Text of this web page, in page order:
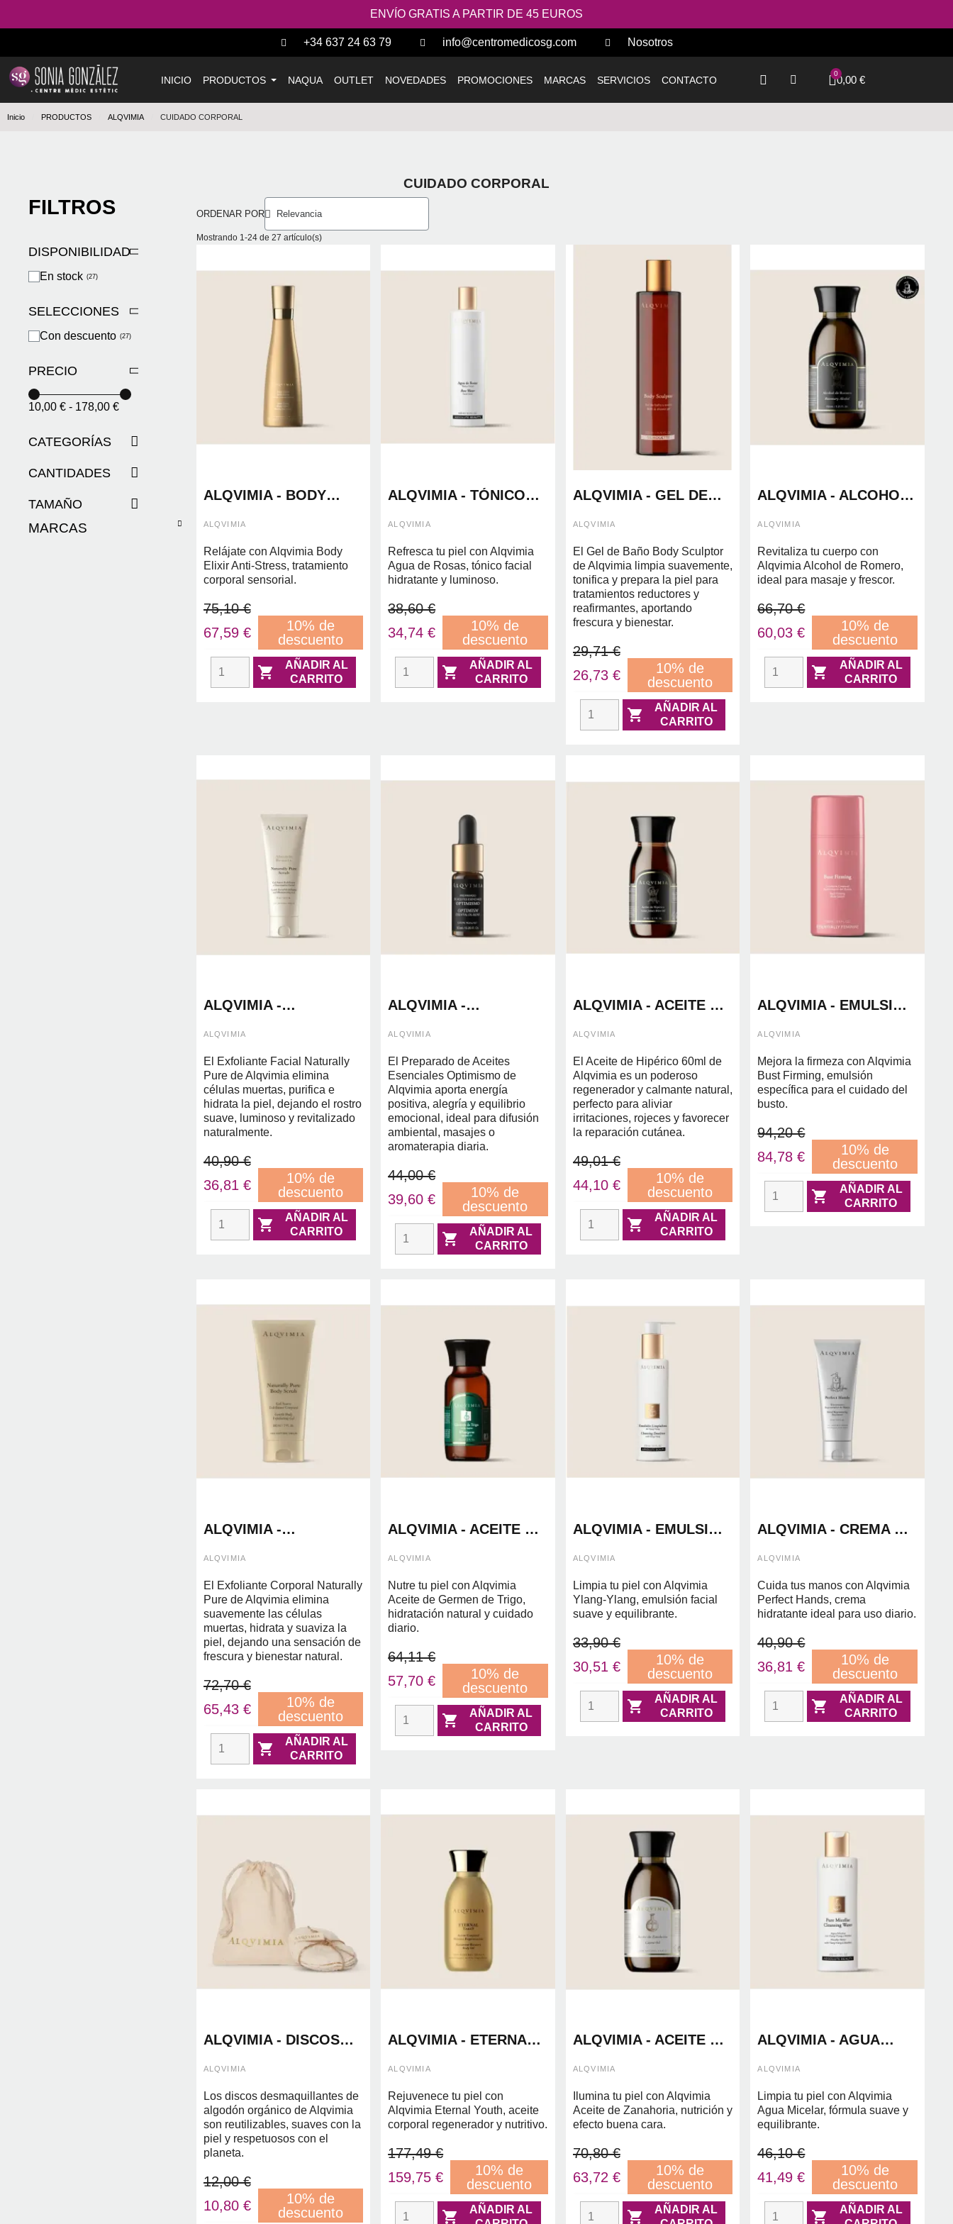
ENVÍO GRATIS A PARTIR DE 45 EUROS
+34 637 24 63 79 info@centromedicosg.com Nosotros
INICIO PRODUCTOS NAQUA OUTLET NOVEDADES PROMOCIONES MARCAS SERVICIOS CONTACTO 0,00 €
Inicio PRODUCTOS ALQVIMIA CUIDADO CORPORAL
CUIDADO CORPORAL
FILTROS
DISPONIBILIDAD
En stock
SELECCIONES
Con descuento
PRECIO
10,00 € - 178,00 €
CATEGORÍAS
CANTIDADES
TAMAÑO
MARCAS
ORDENAR POR
Mostrando 1-24 de 27 artículo(s)
ALQVIMIA - BODY
ALQVIMIA
Relájate con Alqvimia Body
Elixir Anti-Stress, tratamiento
corporal sensorial.
75,10 €
67,59 €
10% de
descuento

AÑADIR AL
CARRITO
ALQVIMIA - TÓNICO
ROSAS 100ML
ALQVIMIA
Refresca tu piel con Alqvimia
Agua de Rosas, tónico facial
hidratante y luminoso.
38,60 €
34,74 €
10% de
descuento

AÑADIR AL
CARRITO
ALQVIMIA - GEL DE
SCULPTOR
ALQVIMIA
El Gel de Baño Body Sculptor
de Alqvimia limpia suavemente,
tonifica y prepara la piel para
tratamientos reductores y
reafirmantes, aportando
frescura y bienestar.
29,71 €
26,73 €
10% de
descuento

AÑADIR AL
CARRITO
ALQVIMIA - ALCOHOL
ALQVIMIA
Revitaliza tu cuerpo con
Alqvimia Alcohol de Romero,
ideal para masaje y frescor.
66,70 €
60,03 €
10% de
descuento

AÑADIR AL
CARRITO
ALQVIMIA -
NATURALLY PURE
ALQVIMIA
El Exfoliante Facial Naturally
Pure de Alqvimia elimina
células muertas, purifica e
hidrata la piel, dejando el rostro
suave, luminoso y revitalizado
naturalmente.
40,90 €
36,81 €
10% de
descuento

AÑADIR AL
CARRITO
ALQVIMIA -
ACEITES ESENCIALES
ALQVIMIA
El Preparado de Aceites
Esenciales Optimismo de
Alqvimia aporta energía
positiva, alegría y equilibrio
emocional, ideal para difusión
ambiental, masajes o
aromaterapia diaria.
44,00 €
39,60 €
10% de
descuento

AÑADIR AL
CARRITO
ALQVIMIA - ACEITE DE
ALQVIMIA
El Aceite de Hipérico 60ml de
Alqvimia es un poderoso
regenerador y calmante natural,
perfecto para aliviar
irritaciones, rojeces y favorecer
la reparación cutánea.
49,01 €
44,10 €
10% de
descuento

AÑADIR AL
CARRITO
ALQVIMIA - EMULSIÓN
ALQVIMIA
Mejora la firmeza con Alqvimia
Bust Firming, emulsión
específica para el cuidado del
busto.
94,20 €
84,78 €
10% de
descuento

AÑADIR AL
CARRITO
ALQVIMIA -
CORPORAL
BODY SCRUB
ALQVIMIA
El Exfoliante Corporal Naturally
Pure de Alqvimia elimina
suavemente las células
muertas, hidrata y suaviza la
piel, dejando una sensación de
frescura y bienestar natural.
72,70 €
65,43 €
10% de
descuento

AÑADIR AL
CARRITO
ALQVIMIA - ACEITE DE
60ML
ALQVIMIA
Nutre tu piel con Alqvimia
Aceite de Germen de Trigo,
hidratación natural y cuidado
diario.
64,11 €
57,70 €
10% de
descuento

AÑADIR AL
CARRITO
ALQVIMIA - EMULSIÓN
YLANG 100ML
ALQVIMIA
Limpia tu piel con Alqvimia
Ylang-Ylang, emulsión facial
suave y equilibrante.
33,90 €
30,51 €
10% de
descuento

AÑADIR AL
CARRITO
ALQVIMIA - CREMA DE
HANDS 75ML
ALQVIMIA
Cuida tus manos con Alqvimia
Perfect Hands, crema
hidratante ideal para uso diario.
40,90 €
36,81 €
10% de
descuento

AÑADIR AL
CARRITO
ALQVIMIA - DISCOS
REUTILIZABLES DE
ALQVIMIA
Los discos desmaquillantes de
algodón orgánico de Alqvimia
son reutilizables, suaves con la
piel y respetuosos con el
planeta.
12,00 €
10,80 €
10% de
descuento
ALQVIMIA - ETERNAL
CORPORAL
ALQVIMIA
Rejuvenece tu piel con
Alqvimia Eternal Youth, aceite
corporal regenerador y nutritivo.
177,49 €
159,75 €
10% de
descuento

AÑADIR AL
ALQVIMIA - ACEITE DE
ALQVIMIA
Ilumina tu piel con Alqvimia
Aceite de Zanahoria, nutrición y
efecto buena cara.
70,80 €
63,72 €
10% de
descuento

AÑADIR AL
ALQVIMIA - AGUA
YLANG Y BAMBÚ
ALQVIMIA
Limpia tu piel con Alqvimia
Agua Micelar, fórmula suave y
equilibrante.
46,10 €
41,49 €
10% de
descuento

AÑADIR AL